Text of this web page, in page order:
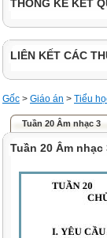
THỐNG KÊ KẾT
LIÊN KẾT CÁC
Gốc > Giáo án > Tiểu
Tuần 20 Âm nhạc 3
Tuần 20 Âm nhạc